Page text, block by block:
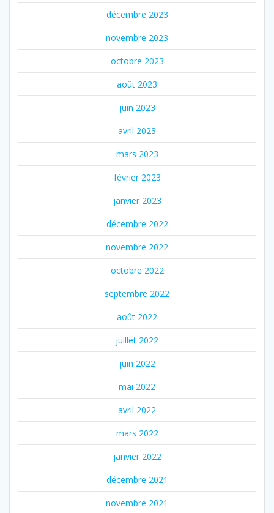
décembre 2023
novembre 2023
octobre 2023
août 2023
juin 2023
avril 2023
mars 2023
février 2023
janvier 2023
décembre 2022
novembre 2022
octobre 2022
septembre 2022
août 2022
juillet 2022
juin 2022
mai 2022
avril 2022
mars 2022
janvier 2022
décembre 2021
novembre 2021